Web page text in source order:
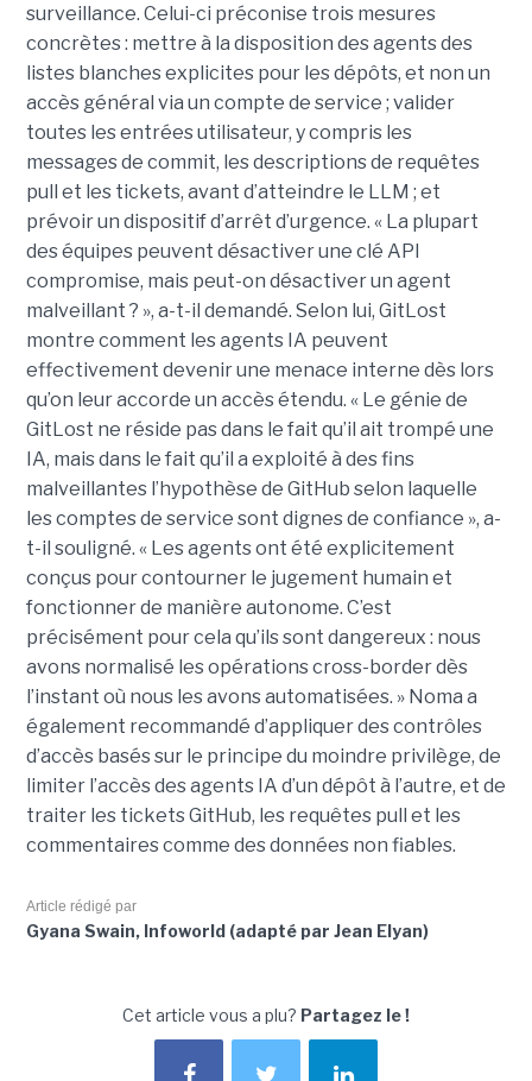
surveillance. Celui-ci préconise trois mesures
concrètes : mettre à la disposition des agents des
listes blanches explicites pour les dépôts, et non un
accès général via un compte de service ; valider
toutes les entrées utilisateur, y compris les
messages de commit, les descriptions de requêtes
pull et les tickets, avant d’atteindre le LLM ; et
prévoir un dispositif d’arrêt d’urgence. « La plupart
des équipes peuvent désactiver une clé API
compromise, mais peut-on désactiver un agent
malveillant ? », a-t-il demandé. Selon lui, GitLost
montre comment les agents IA peuvent
effectivement devenir une menace interne dès lors
qu’on leur accorde un accès étendu. « Le génie de
GitLost ne réside pas dans le fait qu’il ait trompé une
IA, mais dans le fait qu’il a exploité à des fins
malveillantes l’hypothèse de GitHub selon laquelle
les comptes de service sont dignes de confiance », a-
t-il souligné. « Les agents ont été explicitement
conçus pour contourner le jugement humain et
fonctionner de manière autonome. C’est
précisément pour cela qu’ils sont dangereux : nous
avons normalisé les opérations cross-border dès
l’instant où nous les avons automatisées. » Noma a
également recommandé d’appliquer des contrôles
d’accès basés sur le principe du moindre privilège, de
limiter l’accès des agents IA d’un dépôt à l’autre, et de
traiter les tickets GitHub, les requêtes pull et les
commentaires comme des données non fiables.
Article rédigé par
Gyana Swain, Infoworld (adapté par Jean Elyan)
Cet article vous a plu? Partagez le !